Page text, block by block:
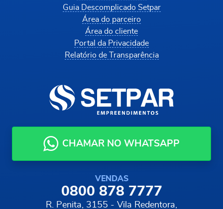
Guia Descomplicado Setpar
Área do parceiro
Área do cliente
Portal da Privacidade
Relatório de Transparência
CHAMAR NO WHATSAPP
VENDAS
0800 878 7777
R. Penita, 3155 - Vila Redentora,